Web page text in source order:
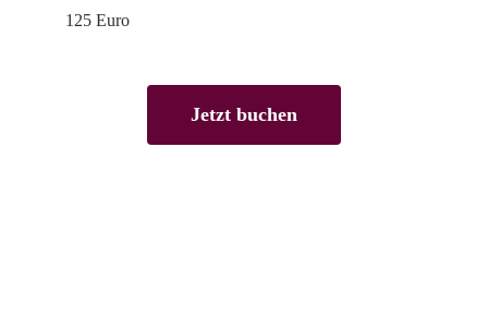
125 Euro
Jetzt buchen